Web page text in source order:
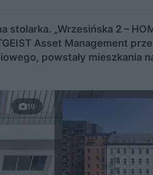
„Wrzesińska 2 –
Asset Management
powstały mieszkania
19